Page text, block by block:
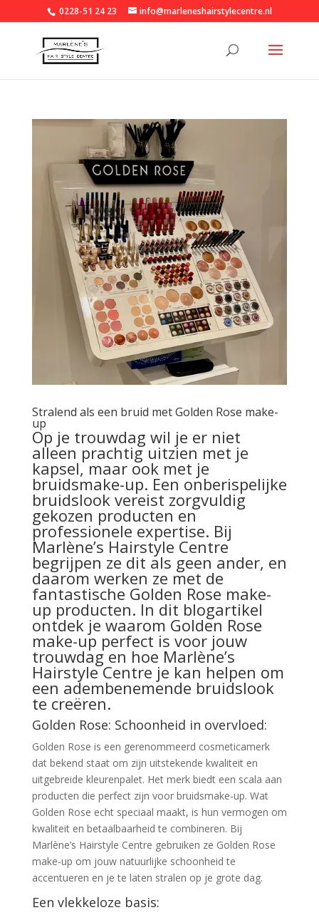
0228-51 24 23 info@marleneshairstylecentre.nl
Stralend als een bruid met Golden Rose make-
up
Op je trouwdag wil je er niet
alleen prachtig uitzien met je
kapsel, maar ook met je
bruidsmake-up. Een onberispelijke
bruidslook vereist zorgvuldig
gekozen producten en
professionele expertise. Bij
Marlène’s Hairstyle Centre
begrijpen ze dit als geen ander, en
daarom werken ze met de
fantastische Golden Rose make-
up producten. In dit blogartikel
ontdek je waarom Golden Rose
make-up perfect is voor jouw
trouwdag en hoe Marlène’s
Hairstyle Centre je kan helpen om
een adembenemende bruidslook
te creëren.
Golden Rose: Schoonheid in overvloed:
Golden Rose is een gerenommeerd cosmeticamerk
dat bekend staat om zijn uitstekende kwaliteit en
uitgebreide kleurenpalet. Het merk biedt een scala aan
producten die perfect zijn voor bruidsmake-up. Wat
Golden Rose echt speciaal maakt, is hun vermogen om
kwaliteit en betaalbaarheid te combineren. Bij
Marlène’s Hairstyle Centre gebruiken ze Golden Rose
make-up om jouw natuurlijke schoonheid te
accentueren en je te laten stralen op je grote dag.
Een vlekkeloze basis: